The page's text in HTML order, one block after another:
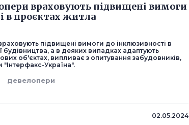
враховують підвищені вимоги
в проєктах житла
підвищені вимоги до інклюзивності в
будівництва, а в деяких випадках адаптують
об'єктах, випливає з опитування забудовників,
Україна".
девелопери
02.05.2024